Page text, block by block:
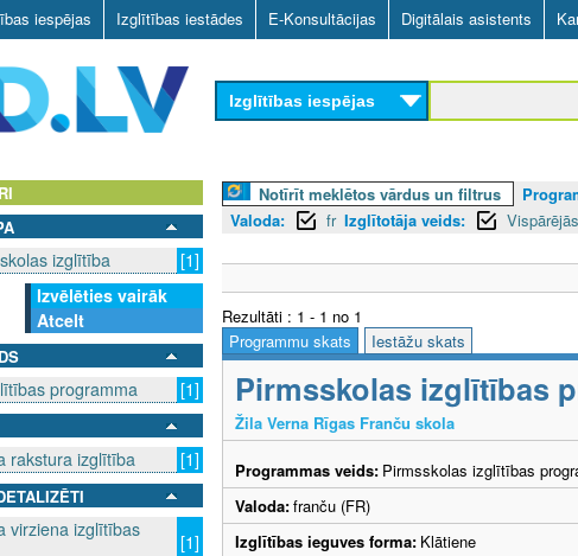
Skip
to
main
content
iespējas Izglītības iestādes E-Konsultācijas Digitālais asistents
Izglītības iespējas
izglītība
[1]
Izvēlēties vairāk
Atcelt
programma [1]
rakstura izglītība [1]
virziena izglītības
[1]
Notīrīt meklētos vārdus un filtrus
Valoda:
fr Izglītotāja veids:
Rezultāti : 1 - 1 no 1
Programmu skats
Iestāžu skats
Pirmsskolas izglītības
Žila Verna Rīgas Franču skola
Programmas veids: Pirmsskolas izglītības
Valoda:franču (FR)
Izglītības ieguves forma: Klātiene